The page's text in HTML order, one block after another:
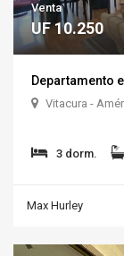
Venta
UF 10.250
Departamento
Vitacura -
3 dorm.
Max Hurley